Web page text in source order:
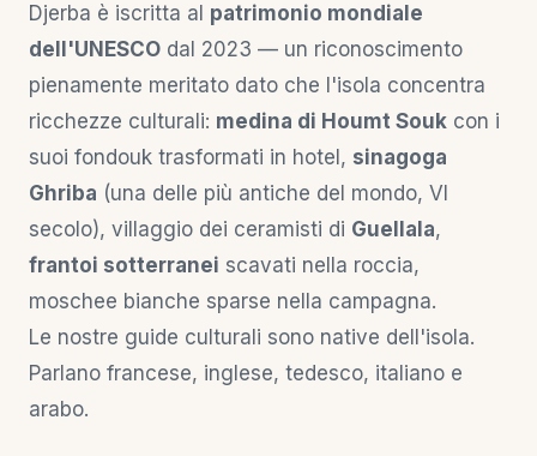
Djerba è iscritta al patrimonio mondiale
dell'UNESCO dal 2023 — un riconoscimento
pienamente meritato dato che l'isola concentra
ricchezze culturali: medina di Houmt Souk con i
suoi fondouk trasformati in hotel, sinagoga
Ghriba (una delle più antiche del mondo, VI
secolo), villaggio dei ceramisti di Guellala,
frantoi sotterranei scavati nella roccia,
moschee bianche sparse nella campagna.
Le nostre guide culturali sono native dell'isola.
Parlano francese, inglese, tedesco, italiano e
arabo.